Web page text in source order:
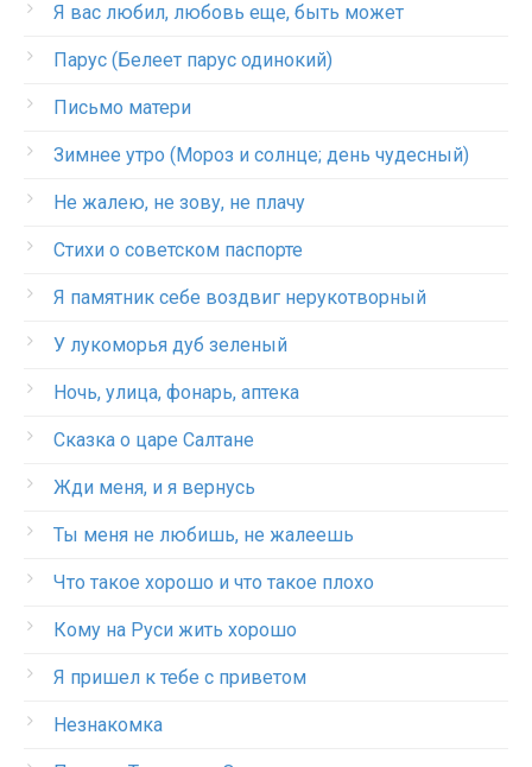
Я вас любил, любовь еще, быть может
Парус (Белеет парус одинокий)
Письмо матери
Зимнее утро (Мороз и солнце; день чудесный)
Не жалею, не зову, не плачу
Стихи о советском паспорте
Я памятник себе воздвиг нерукотворный
У лукоморья дуб зеленый
Ночь, улица, фонарь, аптека
Сказка о царе Салтане
Жди меня, и я вернусь
Ты меня не любишь, не жалеешь
Что такое хорошо и что такое плохо
Кому на Руси жить хорошо
Я пришел к тебе с приветом
Незнакомка